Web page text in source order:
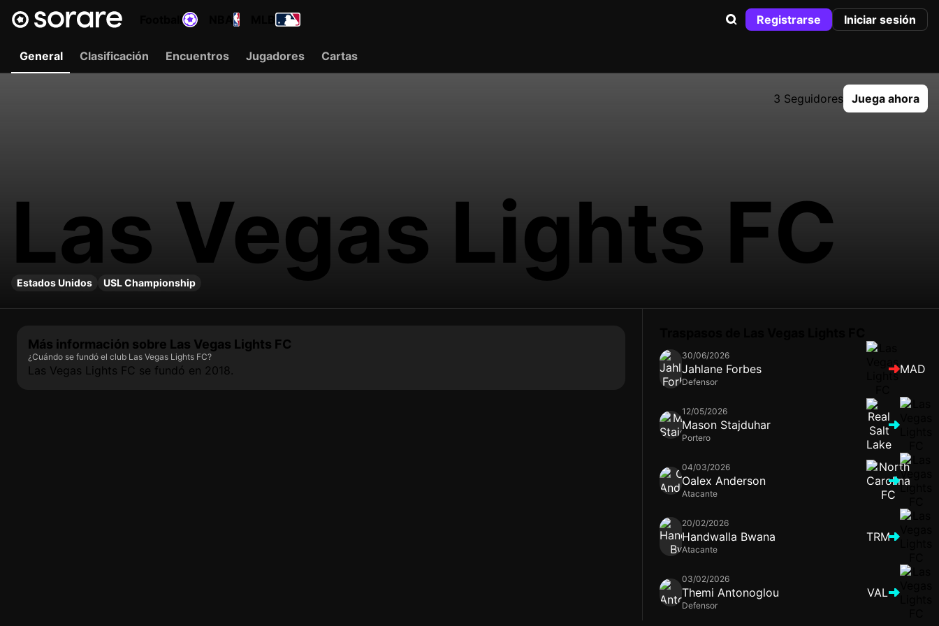
Registrarse Iniciar sesión
General Clasificación Encuentros Jugadores Cartas
3 Seguidores Juega ahora
Las Vegas Lights FC
Estados Unidos USL Championship
Más información sobre Las Vegas Lights FC
¿Cuándo se fundó el club Las Vegas Lights FC?
Las Vegas Lights FC se fundó en 2018.
30/06/2026
Jahlane Forbes
Defensor
MAD
12/05/2026
Mason Stajduhar
Portero
04/03/2026
Oalex Anderson
Atacante
20/02/2026
Handwalla Bwana
Atacante
TRM
03/02/2026
Themi Antonoglou
Defensor
VAL